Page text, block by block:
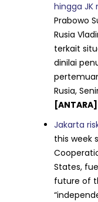
hingga
Prabowo
Rusia
terkait
dinilai
Rusia,
[ANTARA]
Jakarta
this week
States,
future of